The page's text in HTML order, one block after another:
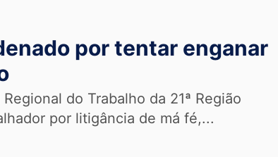
por tentar enganar
do Trabalho da 21ª Região
por litigância de má fé,...